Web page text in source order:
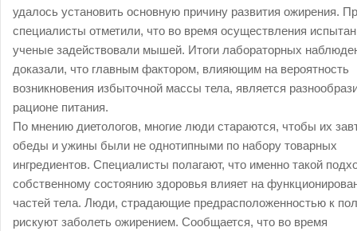
удалось установить основную причину развития ожирения.
специалисты отметили, что во время осуществления
ученые задействовали мышей. Итоги лабораторных
доказали, что главным фактором, влияющим на вероятность
возникновения избыточной массы тела, является
рационе питания.
По мнению диетологов, многие люди стараются, чтобы их
обеды и ужины были не однотипными по набору товарных
ингредиентов. Специалисты полагают, что именно такой
собственному состоянию здоровья влияет на
частей тела. Люди, страдающие предрасположенностью к
рискуют заболеть ожирением. Сообщается, что во время